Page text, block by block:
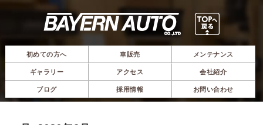
初めての方へ 車販売 メンテナンス
ギャラリー アクセス 会社紹介
ブログ 採用情報 お問い合わせ